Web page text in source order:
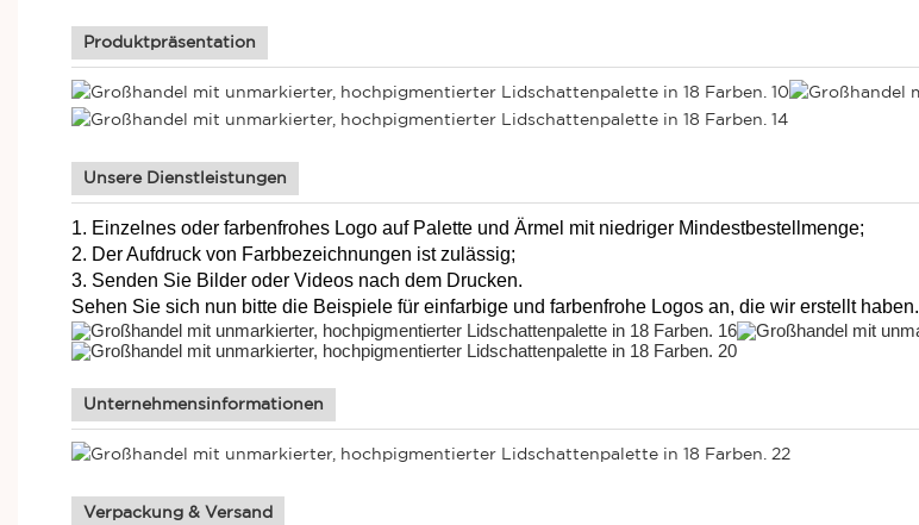
Produktpräsentation
Unsere Dienstleistungen
1. Einzelnes oder farbenfrohes Logo auf Palette und Ärmel mit niedriger Mindestbestellmenge;
2. Der Aufdruck von Farbbezeichnungen ist zulässig;
3. Senden Sie Bilder oder Videos nach dem Drucken.
Sehen Sie sich nun bitte die Beispiele für einfarbige und farbenfrohe Logos an, die wir erstellt haben.
Unternehmensinformationen
Verpackung & Versand